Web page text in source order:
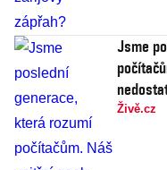
Jsme
Živě.cz